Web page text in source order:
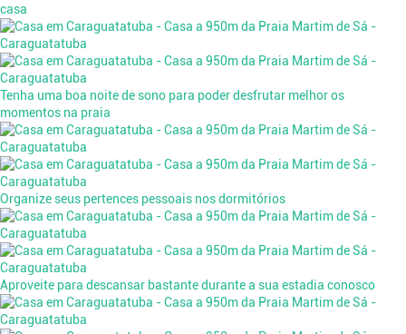
casa
Tenha uma boa noite de sono para poder desfrutar melhor os
momentos na praia
Organize seus pertences pessoais nos dormitórios
Aproveite para descansar bastante durante a sua estadia conosco